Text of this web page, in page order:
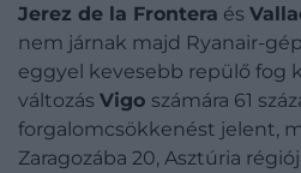
Jerez de la Frontera és
nem járnak majd Ryanair-
eggyel kevesebb repülő fog
változás Vigo számára 61
forgalomcsökkenést jelent,
Zaragozába 20, Asztúria